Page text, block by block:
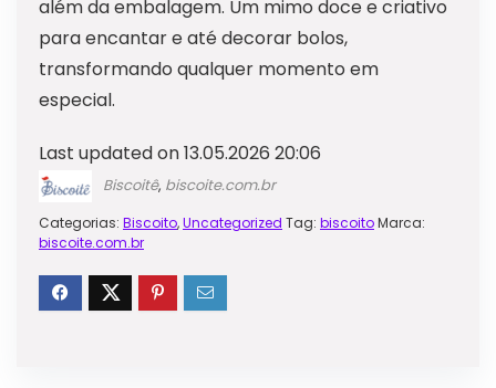
além da embalagem. Um mimo doce e criativo
para encantar e até decorar bolos,
transformando qualquer momento em
especial.
Last updated on 13.05.2026 20:06
Biscoitê, biscoite.com.br
Categorias: Biscoito,Uncategorized Tag: biscoitoMarca:
biscoite.com.br